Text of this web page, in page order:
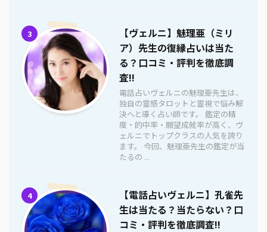
3
【ヴェルニ】魅理亜（ミリ
ア）先生の復縁占いは当た
る？口コミ・評判を徹底調
査!!
電話占いヴェルニの魅理亜先生は、
独自の霊感タロットと霊視で悩み解
決へと導く占い師です。 鑑定の精
度・的中率・願望成就率が高く、ヴ
ェルニでトップクラスの人気を誇り
ます。 今回、魅理亜先生の鑑定が当
たるの ...
4
【電話占いヴェルニ】孔雀先
生は当たる？当たらない？口
コミ・評判を徹底調査!!